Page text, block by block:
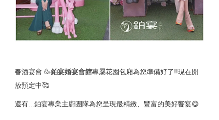
春酒宴會 🥳鉑宴婚宴會館專屬花園包廂為您準備好了!!現在開
放預定中🥰
還有...鉑宴專業主廚團隊為您呈現最精緻、豐富的美好饗宴😋